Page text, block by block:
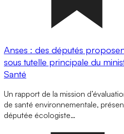
Anses : des députés
sous tutelle principale du
Santé
Un rapport de la mission
de santé environnementale,
députée écologiste…